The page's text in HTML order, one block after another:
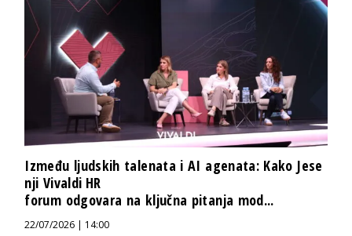
Između ljudskih talenata i AI agenata: Kako Jese
nji Vivaldi HR
forum odgovara na ključna pitanja mod...
22/07/2026 | 14:00